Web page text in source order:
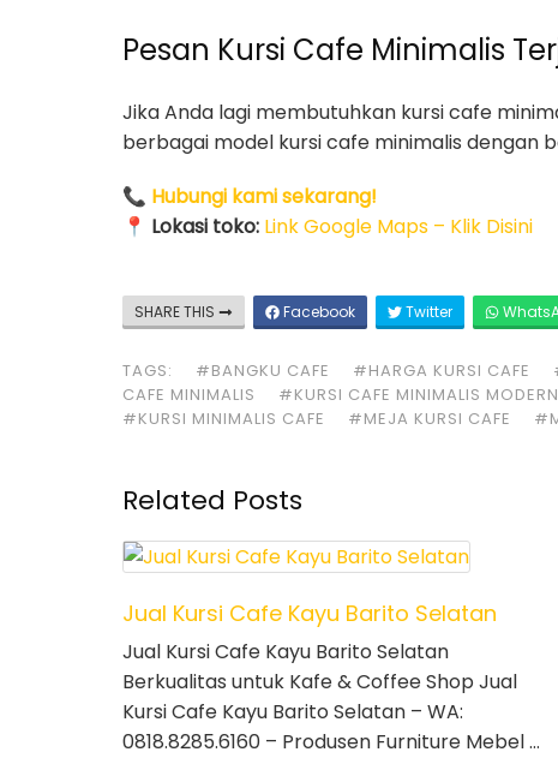
Pesan Kursi Cafe Minimalis
Jika Anda lagi membutuhkan kursi cafe
berbagai model kursi cafe minimalis dengan
📞 Hubungi kami sekarang!
📍 Lokasi toko: Link Google Maps – Klik Disini
SHARE THIS Facebook Twitter
TAGS: #BANGKU CAFE #HARGA KURSI CAFE
CAFE MINIMALIS
#KURSI CAFE MINIMALIS MODERN
#KURSI MINIMALIS CAFE
#MEJA KURSI CAFE
Related Posts
Jual Kursi Cafe Kayu Barito Selatan
Jual Kursi Cafe Kayu Barito Selatan
Berkualitas untuk Kafe & Coffee Shop Jual
Kursi Cafe Kayu Barito Selatan – WA:
0818.8285.6160 – Produsen Furniture Mebel …